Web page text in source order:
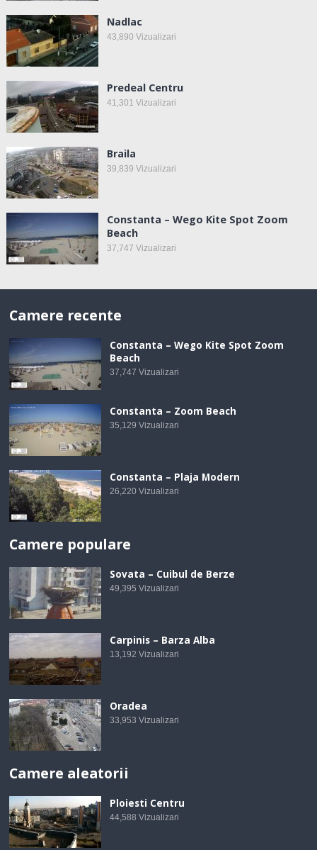
Nadlac
43,890 Vizualizari
Predeal Centru
41,301 Vizualizari
Braila
39,839 Vizualizari
Constanta – Wego Kite Spot Zoom
Beach
37,747 Vizualizari
Camere recente
Constanta – Wego Kite Spot Zoom
Beach
37,747 Vizualizari
Constanta – Zoom Beach
35,129 Vizualizari
Constanta – Plaja Modern
26,220 Vizualizari
Camere populare
Sovata – Cuibul de Berze
49,395 Vizualizari
Carpinis – Barza Alba
13,192 Vizualizari
Oradea
33,953 Vizualizari
Camere aleatorii
Ploiesti Centru
44,588 Vizualizari